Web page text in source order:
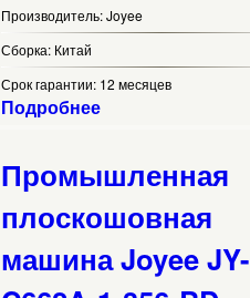
Производитель:Joyee
Сборка: Китай
Срок гарантии: 12 месяцев
Подробнее
Промышленная
плоскошовная
машина Joyee JY-